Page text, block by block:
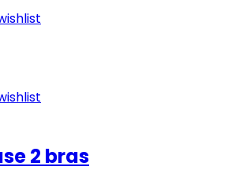
2 bras